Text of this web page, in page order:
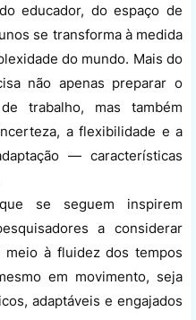
educador, do espaço de
se transforma à medida
do mundo. Mais do
não apenas preparar o
trabalho, mas também
a flexibilidade e a
— características
se seguem inspirem
a considerar
à fluidez dos tempos
em movimento, seja
adaptáveis e engajados